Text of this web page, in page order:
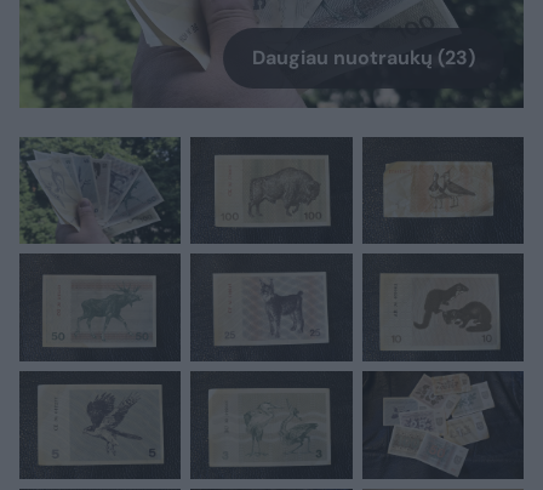
Daugiau nuotraukų (23)